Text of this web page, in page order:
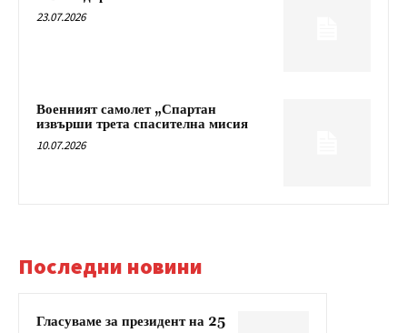
23.07.2026
Военният самолет „Спартан
извърши трета спасителна мисия
10.07.2026
Последни новини
Гласуваме за президент на 25